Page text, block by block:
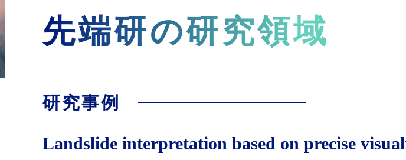
先端研の研究領域
研究事例
Landslide interpretation based on precise